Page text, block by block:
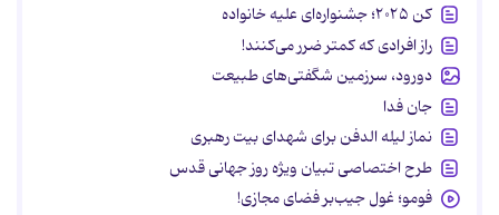
کن ۲۰۲۵؛ جشنواره‌ای علیه خانواده
راز افرادی که کمتر ضرر می‌کنند!
دورود، سرزمین شگفتی‌های طبیعت
جان فدا
نماز لیله الدفن برای شهدای بیت رهبری
طرح اختصاصی تبیان ویژه روز جهانی قدس
فومو؛ غول جیب‌بر فضای مجازی!